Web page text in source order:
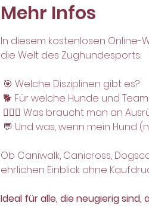
Mehr Infos
In diesem kostenlosen
die Welt des Zughundesports:
🎯 Welche Disziplinen gibt es?
🐕 Für welche Hunde und
🚴🏻‍♀️ Was braucht man an
💬 Und was, wenn mein Hund
Ob Caniwalk, Canicross,
ehrlichen Einblick ohne
Ideal für alle, die neugierig